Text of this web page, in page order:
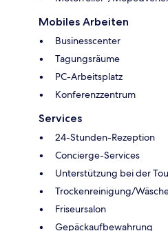
Mobiles Arbeiten
Businesscenter
Tagungsräume
PC-Arbeitsplatz
Konferenzzentrum
Services
24-Stunden-Rezeption
Concierge-Services
Unterstützung bei der
Trockenreinigung/
Friseursalon
Gepäckaufbewahrung